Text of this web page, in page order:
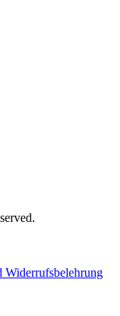
Widerrufsbelehrung